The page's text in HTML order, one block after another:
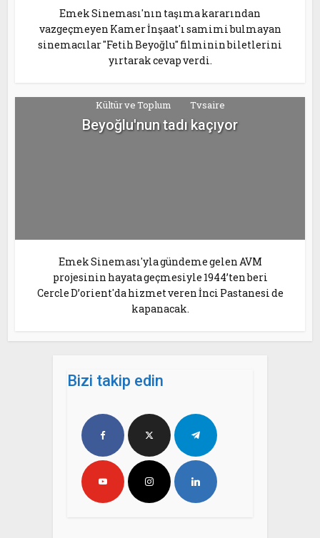
Emek Sineması'nın taşıma kararından
vazgeçmeyen Kamer İnşaat'ı samimi bulmayan
sinemacılar "Fetih Beyoğlu" filminin biletlerini
yırtarak cevap verdi.
Kültür ve Toplum Tvsaire
Beyoğlu'nun tadı kaçıyor
Emek Sineması'yla gündeme gelen AVM
projesinin hayata geçmesiyle 1944’ten beri
Cercle D’orient'da hizmet veren İnci Pastanesi de
kapanacak.
Bizi takip edin